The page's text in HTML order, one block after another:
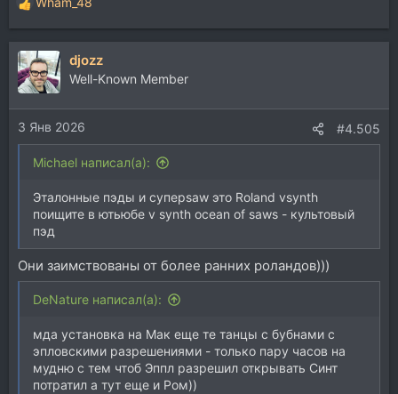
Р
е
а
к
ц
и
и
:
djozz
Well-Known Member
3 Янв 2026 #4.505
Michael написал(а):
Эталонные пэды и суперsaw это Roland vsynth
поищите в ютьюбе v synth ocean of saws - культовый
пэд
Они заимствованы от более ранних роландов)))
DeNature написал(а):
мда установка на Мак еще те танцы с бубнами с
эпловскими разрешениями - только пару часов на
мудню с тем чтоб Эппл разрешил открывать Синт
потратил а тут еще и Ром))